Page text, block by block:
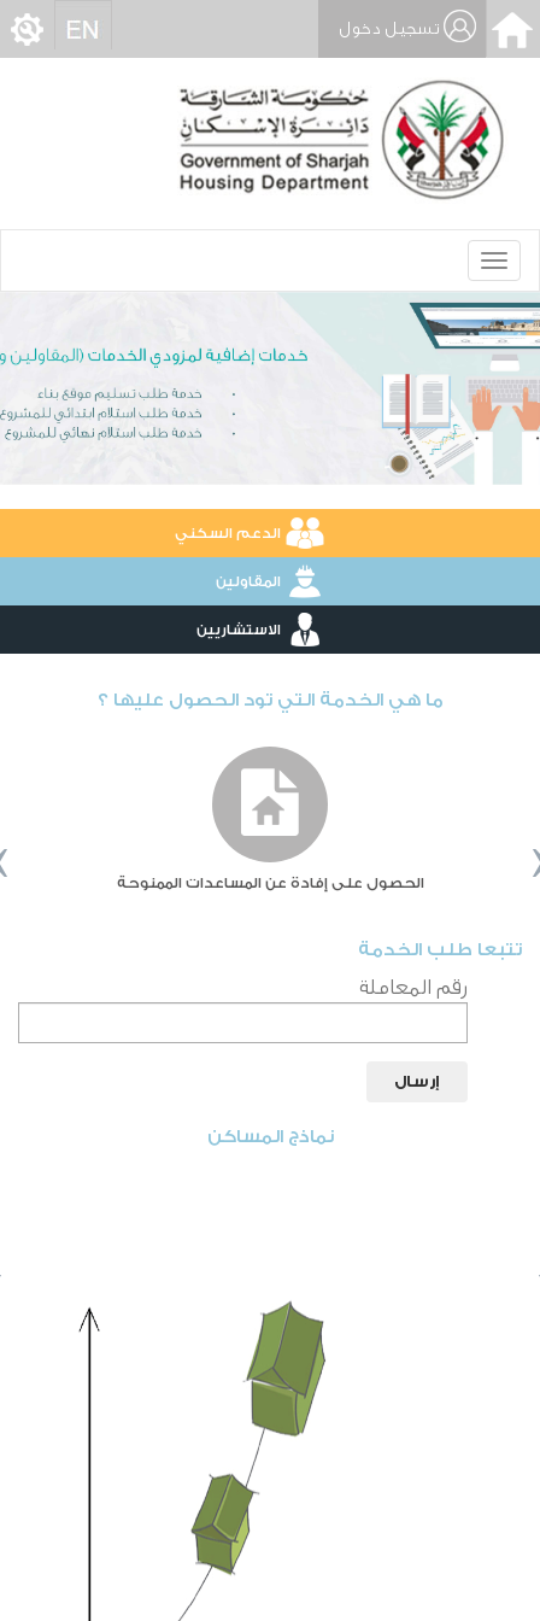
تسجيل دخول
Toggle
navigation
الدعم السكني
المقاولين
الاستشاريين
ما هي الخدمة التي تود الحصول عليها ؟
الحصول على إفادة عن المساعدات الممنوحة ‹
تتبعا طلب الخدمة
رقم المعاملة
نماذج المساكن
‹